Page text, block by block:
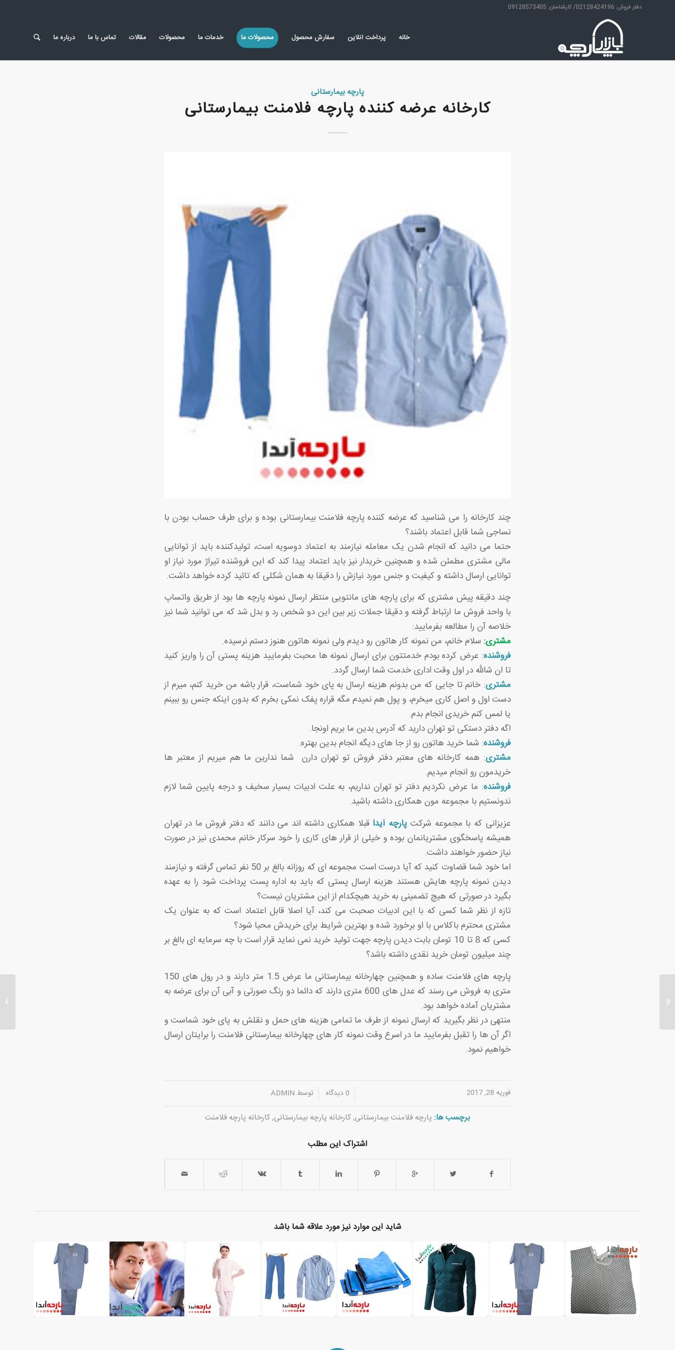
دفتر فروش: 02128424196/ کارشناسان: 09128573405
خانه پرداخت آنلاین سفارش محصول محصولات ما خدمات ما محصولات مقالات تماس با ما درباره ما
پارچه بیمارستانی
کارخانه عرضه کننده پارچه فلامنت بیمارستانی
چند کارخانه را می شناسید که عرضه کننده پارچه فلامنت بیمارستانی بوده و برای طرف حساب بودن با
نساجی شما قابل اعتماد باشند؟
حتما می دانید که انجام شدن یک معامله نیازمند به اعتماد دوسویه است، تولیدکننده باید از توانایی
مالی مشتری مطمئن شده و همچنین خریدار نیز باید اعتماد پیدا کند که این فروشنده تیراژ مورد نیاز او
توانایی ارسال داشته و کیفیت و جنس مورد نیازش را دقیقا به همان شکلی که تائید کرده خواهد داشت.
چند دقیقه پیش مشتری که برای پارچه های مانتویی منتظر ارسال نمونه پارچه ها بود از طریق واتساپ
با واحد فروش ما ارتباط گرفته و دقیقا جملات زیر بین این دو شخص رد و بدل شد که می توانید شما نیز
خلاصه آن را مطالعه بفرمایید:
مشتری: سلام خانم، من نمونه کار هاتون رو دیدم ولی نمونه هاتون هنوز دستم نرسیده.
فروشنده: عرض کرده بودم خدمتتون برای ارسال نمونه ها محبت بفرمایید هزینه پستی آن را واریز کنید
تا ان شالله در اول وقت اداری خدمت شما ارسال گردد.
مشتری: خانم تا جایی که من بدونم هزینه ارسال به پای خود شماست، قرار باشه من خرید کنم، میرم از
دست اول و اصل کاری میخرم، و پول هم نمیدم مگه قراره پفک نمکی بخرم که بدون اینکه جنس رو ببینم
یا لمس کنم خریدی انجام بدم.
اگه دفتر دستکی تو تهران دارید که آدرس بدین ما بریم اونجا.
فروشنده: شما خرید هاتون رو از جا های دیگه انجام بدین بهتره.
مشتری: همه کارخانه های معتبر دفتر فروش تو تهران دارن شما ندارین ما هم میریم از معتبر ها
خریدمون رو انجام میدیم.
فروشنده: ما عرض نکردیم دفتر تو تهران نداریم، به علت ادبیات بسیار سخیف و درجه پایین شما لازم
ندونستیم با مجموعه مون همکاری داشته باشید.
عزیزانی که با مجموعه شرکت پارچه آیدا قبلا همکاری داشته اند می دانند که دفتر فروش ما در تهران
همیشه پاسخگوی مشتریانمان بوده و خیلی از قرار های کاری را خود سرکار خانم محمدی نیز در صورت
نیاز حضور خواهند داشت.
اما خود شما قضاوت کنید که آیا درست است مجموعه ای که روزانه بالغ بر 50 نفر تماس گرفته و نیازمند
دیدن نمونه پارچه هایش هستند هزینه ارسال پستی که باید به اداره پست پرداخت شود را به عهده
بگیرد در صورتی که هیچ تضمینی به خرید هیچکدام از این مشتریان نیست؟
تازه از نظر شما کسی که با این ادبیات صحبت می کند، آیا اصلا قابل اعتماد است که به عنوان یک
مشتری محترم باکلاس با او برخورد شده و بهترین شرایط برای خریدش محیا شود؟
کسی که 8 تا 10 تومان بابت دیدن پارچه جهت تولید خرید نمی نماید قرار است با چه سرمایه ای بالغ بر
چند میلیون تومان خرید نقدی داشته باشد؟
پارچه های فلامنت ساده و همچنین چهارخانه بیمارستانی ما عرض 1.5 متر دارند و در رول های 150
متری به فروش می رسند که عدل های 600 متری دارند که دائما دو رنگ صورتی و آبی آن برای عرضه به
مشتریان آماده خواهد بود.
منتهی در نظر بگیرید که ارسال نمونه از طرف ما تمامی هزینه های حمل و نقلش به پای خود شماست و
اگر آن ها را تقبل بفرمایید ما در اسرع وقت نمونه کار های چهارخانه بیمارستانی فلامنت را برایتان ارسال
خواهیم نمود.
فوریه 28, 2017 0 دیدگاه/ توسط ADMIN
برچسب ها: پارچه فلامنت بیمارستانی,کارخانه پارچه بیمارستانی,کارخانه پارچه فلامنت
اشتراک این مطلب
شاید این موارد نیز مورد علاقه شما باشد
رنگ